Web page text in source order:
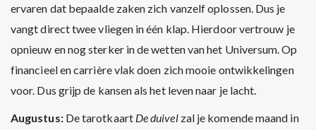
ervaren dat bepaalde zaken zich vanzelf oplossen. Dus je
vangt direct twee vliegen in één klap. Hierdoor vertrouw je
opnieuw en nog sterker in de wetten van het Universum. Op
financieel en carrière vlak doen zich mooie ontwikkelingen
voor. Dus grijp de kansen als het leven naar je lacht.
Augustus: De tarotkaart De duivelzal je komende maand in